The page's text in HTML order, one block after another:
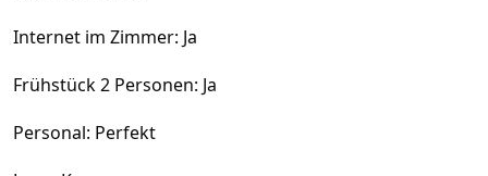
Internet im Zimmer: Ja
Frühstück 2 Personen: Ja
Personal: Perfekt